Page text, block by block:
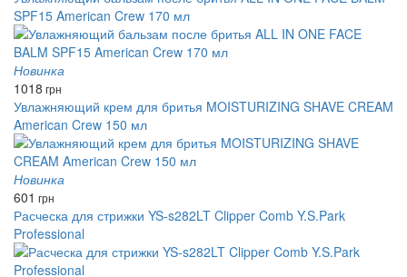
SPF15 American Crew 170 мл
Новинка
1018 грн
Увлажняющий крем для бритья MOISTURIZING SHAVE CREAM
American Crew 150 мл
Новинка
601 грн
Расческа для стрижки YS-s282LT Clipper Comb Y.S.Park
Professional